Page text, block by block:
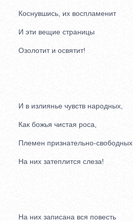
Коснувшись, их воспламенит
И эти вещие страницы
Озолотит и освятит!
И в излиянье чувств народных,
Как божья чистая роса,
Племен признательно-свободных
На них затеплится слеза!
На них записана вся повесть